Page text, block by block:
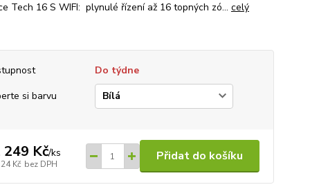
Tech 16 S WIFI: plynulé řízení až 16 topných zó... celý
Do týdne
si barvu
249 Kč/ks
Kč bez DPH
Přidat do košíku